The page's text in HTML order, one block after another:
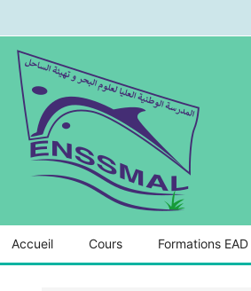
Accueil Cours Formations EAD